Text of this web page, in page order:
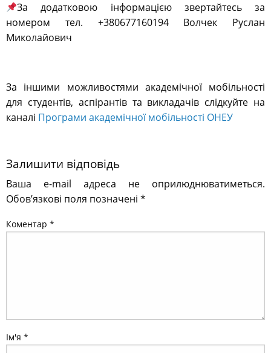
За додатковою інформацією звертайтесь за
номером тел. +380677160194 Волчек Руслан
Миколайович
За іншими можливостями академічної мобільності
для студентів, аспірантів та викладачів слідкуйте на
каналі Програми академічної мобільності ОНЕУ
Залишити відповідь
Ваша e-mail адреса не оприлюднюватиметься.
Обов’язкові поля позначені *
Коментар *
Ім'я *